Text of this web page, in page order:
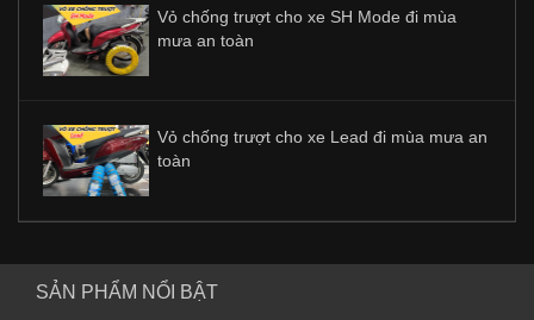
Vỏ chống trượt cho xe SH Mode đi mùa
mưa an toàn
Vỏ chống trượt cho xe Lead đi mùa mưa an
toàn
SẢN PHẨM NỔI BẬT